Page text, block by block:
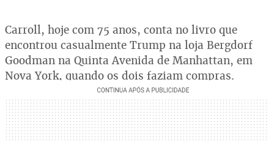
Carroll, hoje com 75 anos, conta no livro que
encontrou casualmente Trump na loja Bergdorf
Goodman na Quinta Avenida de Manhattan, em
Nova York, quando os dois faziam compras.